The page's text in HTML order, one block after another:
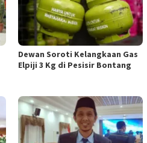
Dewan Soroti Kelangkaan Gas
Elpiji 3 Kg di Pesisir Bontang